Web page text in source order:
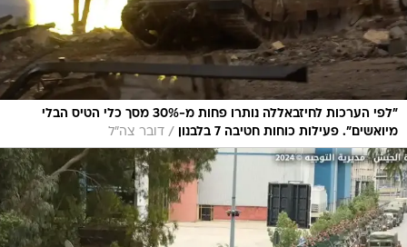
"לפי הערכות לחיזבאללה נותרו פחות מ-30% מסך כלי הטיס הבלי
מיואשים". פעילות כוחות חטיבה 7 בלבנון
/ דובר צה"ל